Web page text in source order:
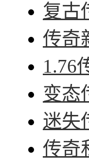
复古
传奇
1.76
变态
迷失
传奇